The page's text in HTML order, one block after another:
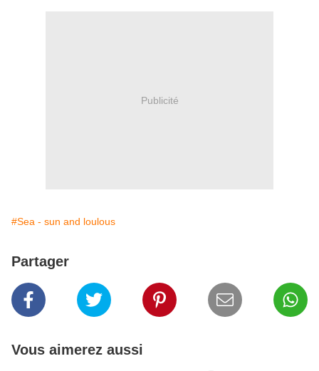
Publicité
#Sea - sun and loulous
Partager
Vous aimerez aussi